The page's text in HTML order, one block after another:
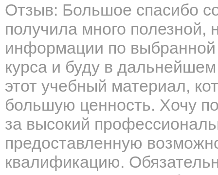
Отзыв: Большое спасибо
получила много полезной,
информации по
курса и буду в
этот учебный материал,
большую ценность. Хочу
за высокий
предоставленную
квалификацию.